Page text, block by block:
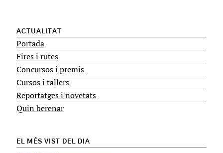
ACTUALITAT
Portada
Fires i rutes
Concursos i premis
Cursos i tallers
Reportatges i novetats
Quin berenar
EL MÉS VIST DEL DIA